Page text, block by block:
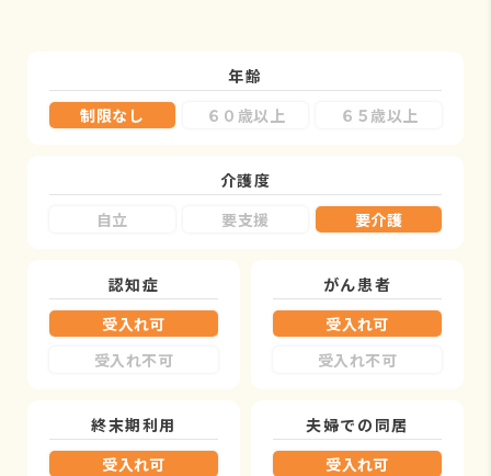
年齢
制限なし
６０歳以上 ６５歳以上
介護度
自立
要支援 要介護
認知症
受入れ可
受入れ不可
がん患者
受入れ可
受入れ不可
終末期利用
受入れ可
夫婦での同居
受入れ可